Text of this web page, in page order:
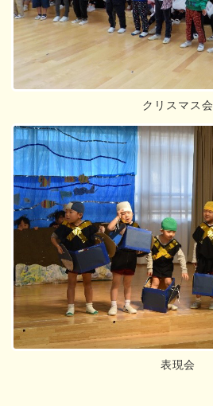
クリスマス会
表現会